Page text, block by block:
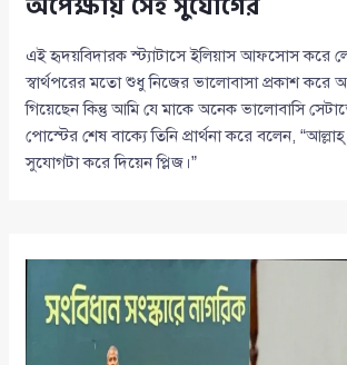
এই হৃদয়বিদারক স্ট্যাটাসে ইলিয়াস আফসোস করে
স্বার্থপরের মতো শুধু নিজের ভালোবাসা প্রকাশ করে
গিয়েছেন কিন্তু আমি যে মাকে অনেক ভালোবাসি
পোস্টের শেষ বাক্যে তিনি প্রার্থনা করে বলেন,
সুযোগটা করে দিয়েন প্লিজ।”